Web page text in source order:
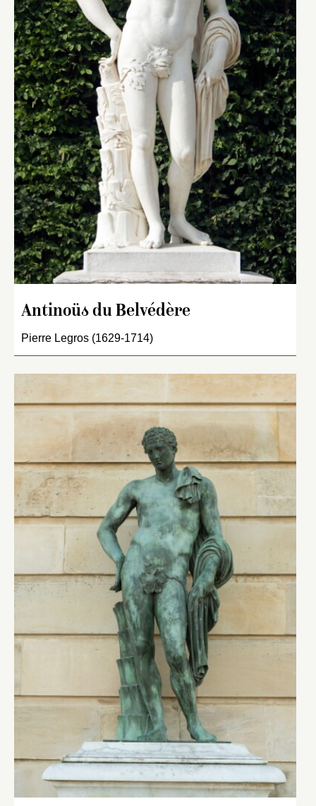
Antinoüs du Belvédère
Pierre Legros (1629-1714)